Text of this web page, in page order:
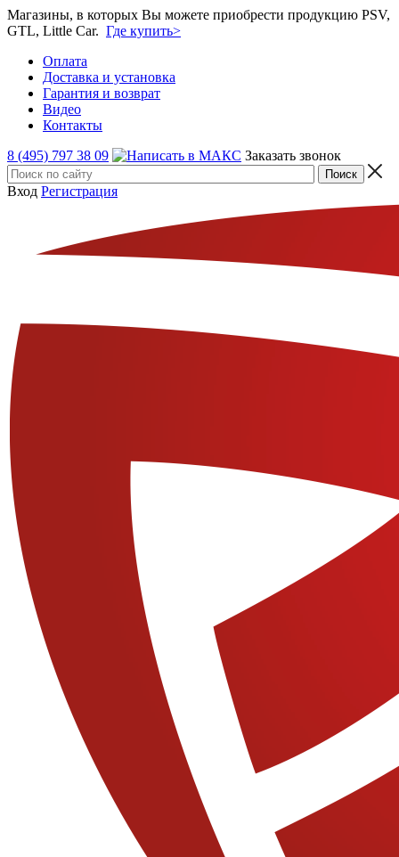
Магазины, в которых Вы можете приобрести продукцию PSV,
GTL, Little Car. Где купить>
Оплата
Доставка и установка
Гарантия и возврат
Видео
Контакты
8 (495) 797 38 09
Заказать звонок
Вход Регистрация